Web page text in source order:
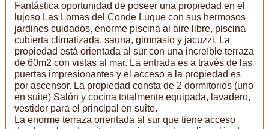
Fantástica oportunidad de poseer una propiedad en el
lujoso Las Lomas del Conde Luque con sus hermosos
jardines cuidados, enorme piscina al aire libre, piscina
cubierta climatizada, sauna, gimnasio y jacuzzi. La
propiedad está orientada al sur con una increíble terraza
de 60m2 con vistas al mar. La entrada es a través de las
puertas impresionantes y el acceso a la propiedad es
por ascensor. La propiedad consta de 2 dormitorios (uno
en suite) Salón y cocina totalmente equipada, lavadero,
vestidor para el principal en suite.
La enorme terraza orientada al sur que tiene acceso